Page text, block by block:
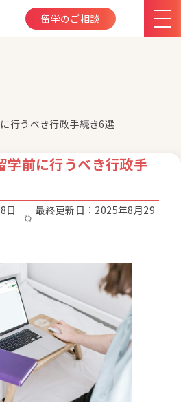
留学のご相談
行うべき行政手続き6選
学前に行うべき行政手
日
最終更新日：2025年8月29